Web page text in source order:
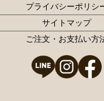
プライバシーポリシ
サイトマップ
ご注文・お支払い方